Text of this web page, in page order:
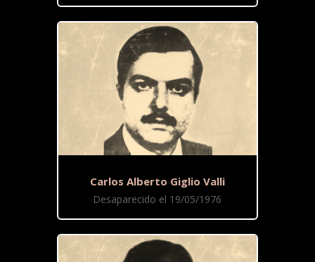
Carlos Alberto Giglio Valli
Desaparecido el 19/05/1976